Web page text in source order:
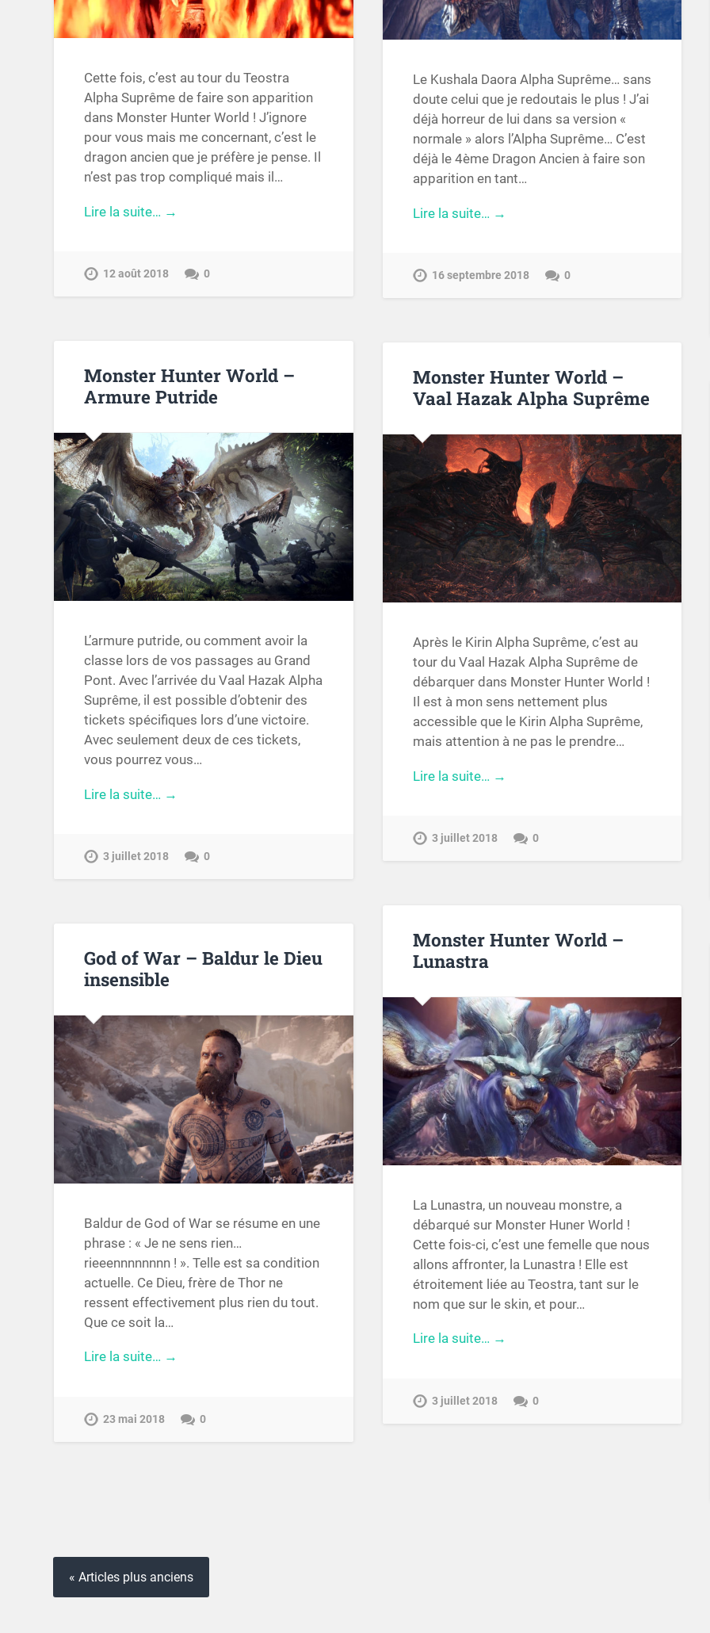
Le Kushala Daora Alpha Suprême… sans
doute celui que je redoutais le plus ! J’ai
déjà horreur de lui dans sa version «
normale » alors l’Alpha Suprême… C’est
déjà le 4ème Dragon Ancien à faire son
apparition en tant…
Lire la suite… →
16 septembre 2018 0
Cette fois, c’est au tour du Teostra
Alpha Suprême de faire son apparition
dans Monster Hunter World ! J’ignore
pour vous mais me concernant, c’est le
dragon ancien que je préfère je pense. Il
n’est pas trop compliqué mais il…
Lire la suite… →
12 août 2018 0
Monster Hunter World –
Armure Putride
L’armure putride, ou comment avoir la
classe lors de vos passages au Grand
Pont. Avec l’arrivée du Vaal Hazak Alpha
Suprême, il est possible d’obtenir des
tickets spécifiques lors d’une victoire.
Avec seulement deux de ces tickets,
vous pourrez vous…
Lire la suite… →
3 juillet 2018 0
Monster Hunter World –
Vaal Hazak Alpha Suprême
Après le Kirin Alpha Suprême, c’est au
tour du Vaal Hazak Alpha Suprême de
débarquer dans Monster Hunter World !
Il est à mon sens nettement plus
accessible que le Kirin Alpha Suprême,
mais attention à ne pas le prendre…
Lire la suite… →
3 juillet 2018 0
Monster Hunter World –
Lunastra
La Lunastra, un nouveau monstre, a
débarqué sur Monster Huner World !
Cette fois-ci, c’est une femelle que nous
allons affronter, la Lunastra ! Elle est
étroitement liée au Teostra, tant sur le
nom que sur le skin, et pour…
Lire la suite… →
3 juillet 2018 0
God of War – Baldur le Dieu
insensible
Baldur de God of War se résume en une
phrase : « Je ne sens rien…
rieeennnnnnnn ! ». Telle est sa condition
actuelle. Ce Dieu, frère de Thor ne
ressent effectivement plus rien du tout.
Que ce soit la…
Lire la suite… →
23 mai 2018 0
« Articles plus anciens